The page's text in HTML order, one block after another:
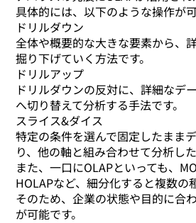
具体的には、以下のような操作が可
ドリルダウン
全体や概要的な大きな要素から、
掘り下げていく方法です。
ドリルアップ
ドリルダウンの反対に、詳細なデ
へ切り替えて分析する手法です。
スライス&ダイス
特定の条件を選んで固定したまま
り、他の軸と組み合わせて分析し
また、一口にOLAPといっても、
HOLAPなど、細分化すると複数の
そのため、企業の状態や目的に合
が可能です。